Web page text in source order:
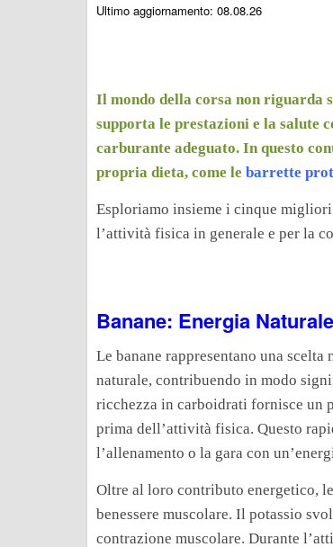
Ultimo aggiornamento: 08.08.26
Il mondo della corsa non riguarda
supporta le prestazioni e la salute
carburante adeguato. In questo
propria dieta, come le barrette
Esploriamo insieme i cinque
l’attività fisica in generale e per la
Banane: Energia
Le banane rappresentano una
naturale, contribuendo in modo
ricchezza in carboidrati fornisce un
prima dell’attività fisica. Questo
l’allenamento o la gara con
Oltre al loro contributo energetico,
benessere muscolare. Il potassio
contrazione muscolare. Durante